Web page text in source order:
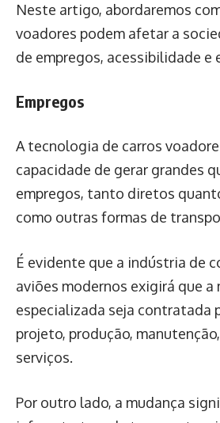
Neste artigo, abordaremos
voadores podem afetar a
de empregos, acessibilidade e
Empregos
A tecnologia de carros
capacidade de gerar grandes
empregos, tanto diretos
como outras formas de
É evidente que a indústria de
aviões modernos exigirá que a
especializada seja contratada
projeto, produção,
serviços.
Por outro lado, a mudança